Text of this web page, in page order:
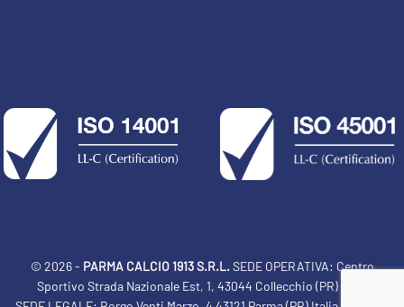
© 2026 - PARMA CALCIO 1913 S.R.L.SEDE OPERATIVA: Centro
Sportivo Strada Nazionale Est, 1, 43044 Collecchio (PR) Italia
ACCETTA E SALVA